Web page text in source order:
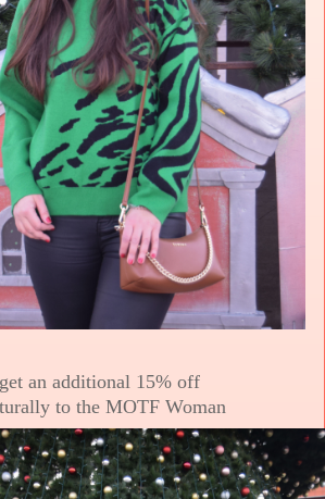
an additional 15% off
to the MOTF Woman